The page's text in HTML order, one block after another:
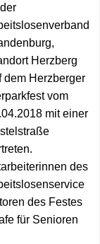
MGH Standorte
MGH Bestensee
MGH
MGH
Anregungen für
Alle Standorte
Herzberg
dem Herzberger
vom
mit einer
des
des Festes
für Senioren